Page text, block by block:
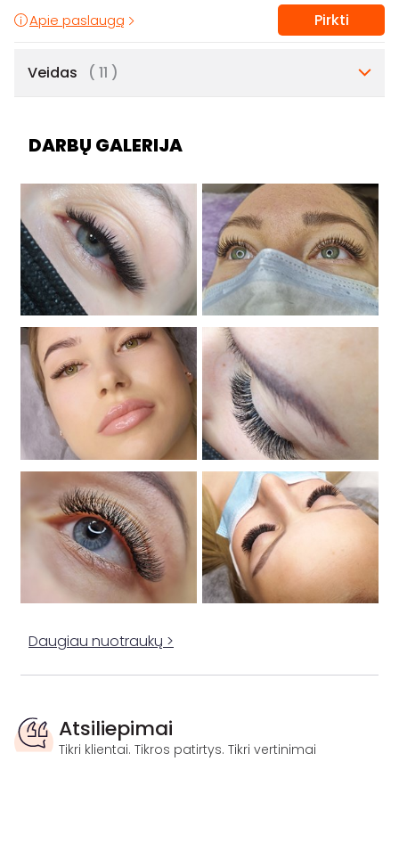
Apie paslaugą Pirkti
Veidas ( 11 )
DARBŲ GALERIJA
Daugiau nuotraukų >
Atsiliepimai
Tikri klientai. Tikros patirtys. Tikri vertinimai